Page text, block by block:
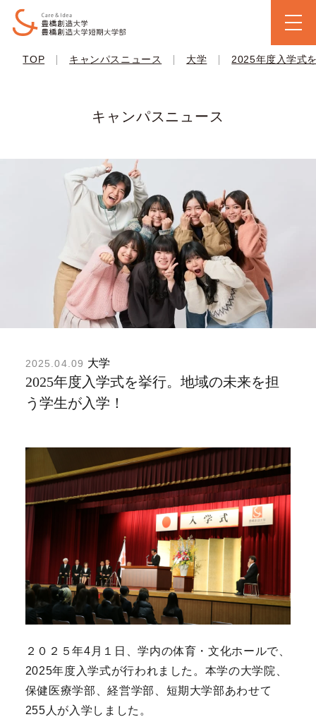
TOP | キャンパスニュース | 大学 | 2025年度入学式
キャンパスニュース
2025.04.09 大学
2025年度入学式を挙行。地域の未来を担
う学生が入学！
２０２５年4月１日、学内の体育・文化ホールで、
2025年度入学式が行われました。本学の大学院、
保健医療学部、経営学部、短期大学部あわせて
255人が入学しました。